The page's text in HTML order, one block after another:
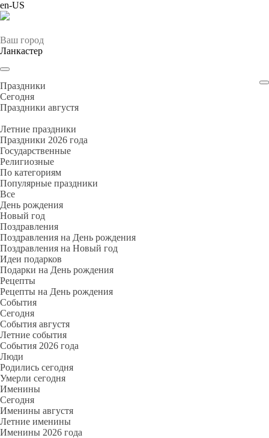
en-US
Ваш город
Ланкастер
Праздники
Cегодня
Праздники августя
Летние праздники
Праздники 2026 года
Государственные
Религиозные
По категориям
Популярные праздники
Все
День рождения
Новый год
Поздравления
Поздравления на День рождения
Поздравления на Новый год
Идеи подарков
Подарки на День рождения
Рецепты
Рецепты на День рождения
События
Cегодня
События августя
Летние события
События 2026 года
Люди
Родились сегодня
Умерли сегодня
Именины
Cегодня
Именины августя
Летние именины
Именины 2026 года